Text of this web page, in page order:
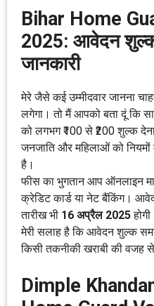
Bihar Home
2025: आवेदन
जानकारी
मेरे जैसे कई उम्मीदवार जानना
लगेगा। तो मैं आपको बता दूं कि
को लगभग ₹100 से ₹200 शुल्क
जनजाति और महिलाओं को
है।
फीस का भुगतान आप ऑनलाइन
क्रेडिट कार्ड या नेट बैंकिंग।
तारीख भी 16 अप्रैल 2025
मेरी सलाह है कि आवेदन शुल्क
किसी तकनीकी खराबी की वजह
Dimple